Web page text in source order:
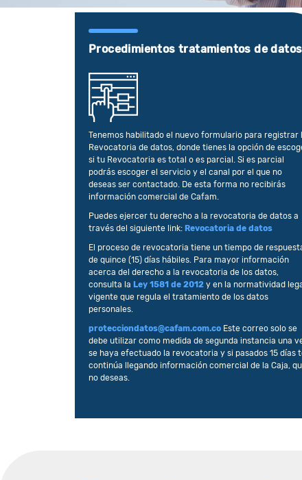
Procedimientos tratamientos de datos
Tenemos habilitado el nuevo formulario para registrar
Revocatoria de datos, donde tienes la opción de
si tu Revocatoria es total o es parcial. Si es parcial
podrás escoger el servicio y el canal por el que no
deseas ser contactado. De esta forma no recibirás
información comercial de Cafam.
Puedes ejercer tu derecho a la revocatoria de datos a
través del siguiente link: Revocatoria de datos
El proceso de revocatoria tiene un tiempo de
de quince (15) días hábiles. Para mayor información
acerca del derecho a la revocatoria de los datos,
consulta la Ley 1581 de 2012 y en la normatividad
vigente que regula el tratamiento de los datos
personales.
protecciondatos@cafam.com.co Este correo solo se
debe utilizar como medida de segunda instancia una
se haya efectuado la revocatoria y si pasados 15 días
continúa llegando información comercial de la Caja,
no deseas.